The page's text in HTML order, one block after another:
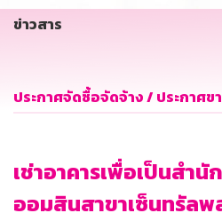
ข่าวสาร
ประกาศจัดซื้อจัดจ้าง / ประกาศข
เช่าอาคารเพื่อเป็นสำนั
ออมสินสาขาเซ็นทรัลพ